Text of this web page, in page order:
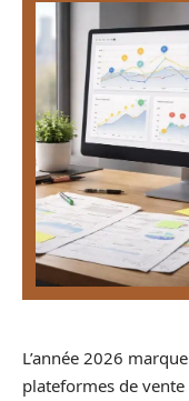
L’année 2026
plateformes de vente